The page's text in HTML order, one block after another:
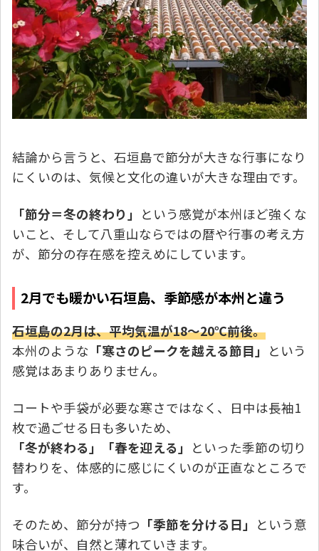
結論から言うと、石垣島で節分が大きな行事になり
にくいのは、気候と文化の違いが大きな理由です。
「節分＝冬の終わり」 という感覚が本州ほど強くな
いこと、そして八重山ならではの暦や行事の考え方
が、節分の存在感を控えめにしています。
2月でも暖かい石垣島、季節感が本州と違う
石垣島の2月は、平均気温が18〜20℃前後。
本州のような 「寒さのピークを越える節目」 という
感覚はあまりありません。
コートや手袋が必要な寒さではなく、日中は長袖1
枚で過ごせる日も多いため、
「冬が終わる」「春を迎える」 といった季節の切り
替わりを、体感的に感じにくいのが正直なところで
す。
そのため、節分が持つ 「季節を分ける日」 という意
味合いが、自然と薄れていきます。